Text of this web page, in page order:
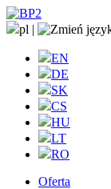
pl |
EN
DE
SK
CS
HU
LT
RO
Oferta